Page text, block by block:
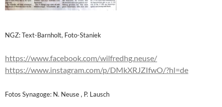
NGZ: Text-Barnholt, Foto-Staniek
https://www.facebook.com/wilfredhg.neuse/
https://www.instagram.com/p/DMkXRJZIfwO/?hl=de
Fotos Synagoge: N. Neuse , P. Lausch